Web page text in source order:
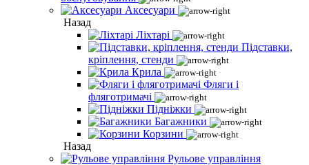
Аксесуари
Назад
Ліхтарі
Підставки,
кріплення, стенди
Крила
Фляги і
фляготримачі
Підніжки
Багажники
Корзини
Назад
Рульове управління